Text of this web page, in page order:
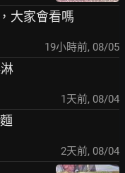
大家會看嗎
19小時前, 08/05
1天前, 08/04
2天前, 08/04